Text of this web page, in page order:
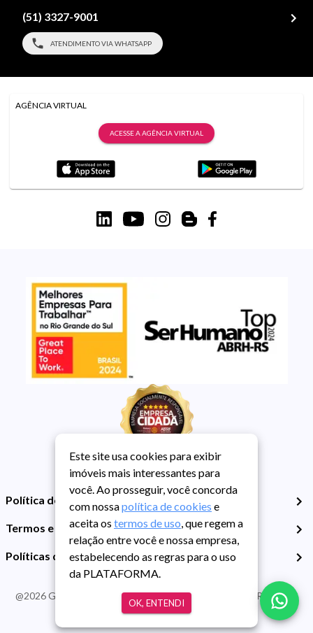
(51) 3327-9001
ATENDIMENTO VIA WHATSAPP
AGÊNCIA VIRTUAL
ACESSE A AGÊNCIA VIRTUAL
Política de Privacidade
Termos e Condições de Uso
Políticas de Cookies
@2026Guarida Imóvel. Todos os direitos reservados. CRECI RS -
413J | CNPJ Guarida: 89.398.606/0001-30
Este site usa cookies para exibir
imóveis mais interessantes para
você. Ao prosseguir, você concorda
com nossapolítica de cookies e
aceita os termos de uso, que regem a
relação entre você e nossa empresa,
estabelecendo as regras para o uso
da PLATAFORMA.
OK, ENTENDI